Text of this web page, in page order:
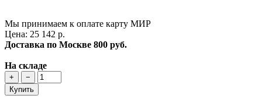
Мы принимаем к оплате карту МИР
Цена: 25 142 р.
Доставка по Москве 800 руб.
На складе
+
−
Купить